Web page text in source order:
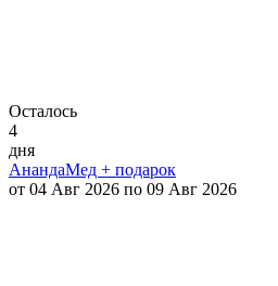
Осталось
4
дня
АнандаМед + подарок
от 04 Авг 2026 по 09 Авг 2026